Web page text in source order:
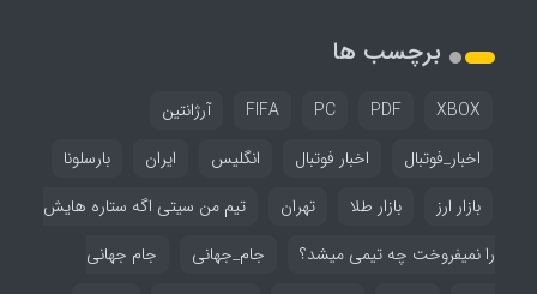
برچسب ها
FIFA PC PDF XBOX
آرژانتین
اخبار_فوتبال
اخبار فوتبال انگلیس ایران
بارسلونا
بازار ارز
بازار طلا تهران
تیم من سیتی اگه ستاره هایش
را نمیفروخت چه تیمی میشد؟
جام_جهانی
جام جهانی